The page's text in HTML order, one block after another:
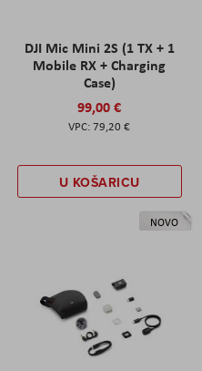
DJI Mic Mini 2S (1 TX + 1
Mobile RX + Charging
Case)
99,00 €
79,20 €
U KOŠARICU
NOVO